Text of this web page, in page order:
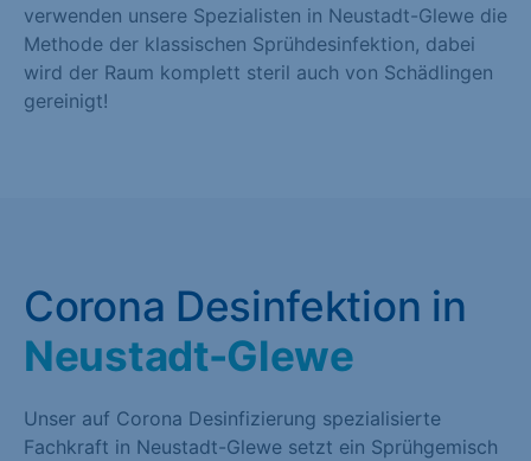
verwenden unsere Spezialisten in Neustadt-Glewe die
Methode der klassischen Sprühdesinfektion, dabei
wird der Raum komplett steril auch von Schädlingen
gereinigt!
Corona Desinfektion in
Neustadt-Glewe
Unser auf Corona Desinfizierung spezialisierte
Fachkraft in Neustadt-Glewe setzt ein Sprühgemisch